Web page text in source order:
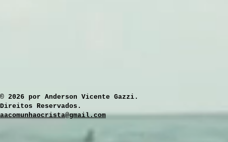
​© 2026 por Anderson Vicente Gazzi.
Direitos Reservados.
aacomunhaocrista@gmail.com